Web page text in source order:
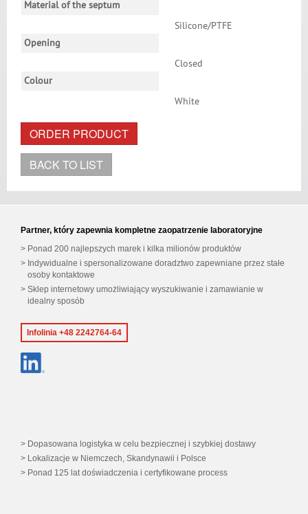
Material of the septum
Silicone/PTFE
Opening
Closed
Colour
White
ORDER PRODUCT
BACK TO LIST
Partner, który zapewnia kompletne zaopatrzenie laboratoryjne
Ponad 200 najlepszych marek i kilka milionów produktów
Indywidualne i spersonalizowane doradztwo zapewniane przez stałe
osoby kontaktowe
Sklep internetowy umożliwiający wyszukiwanie i zamawianie w
idealny sposób
Infolinia +48 2242764-64
Dopasowana logistyka w celu bezpiecznej i szybkiej dostawy
Lokalizacje w Niemczech, Skandynawii i Polsce
Ponad 125 lat doświadczenia i certyfikowane process